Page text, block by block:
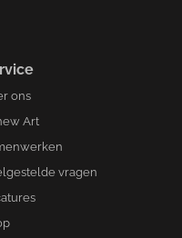
ons
Art
vragen